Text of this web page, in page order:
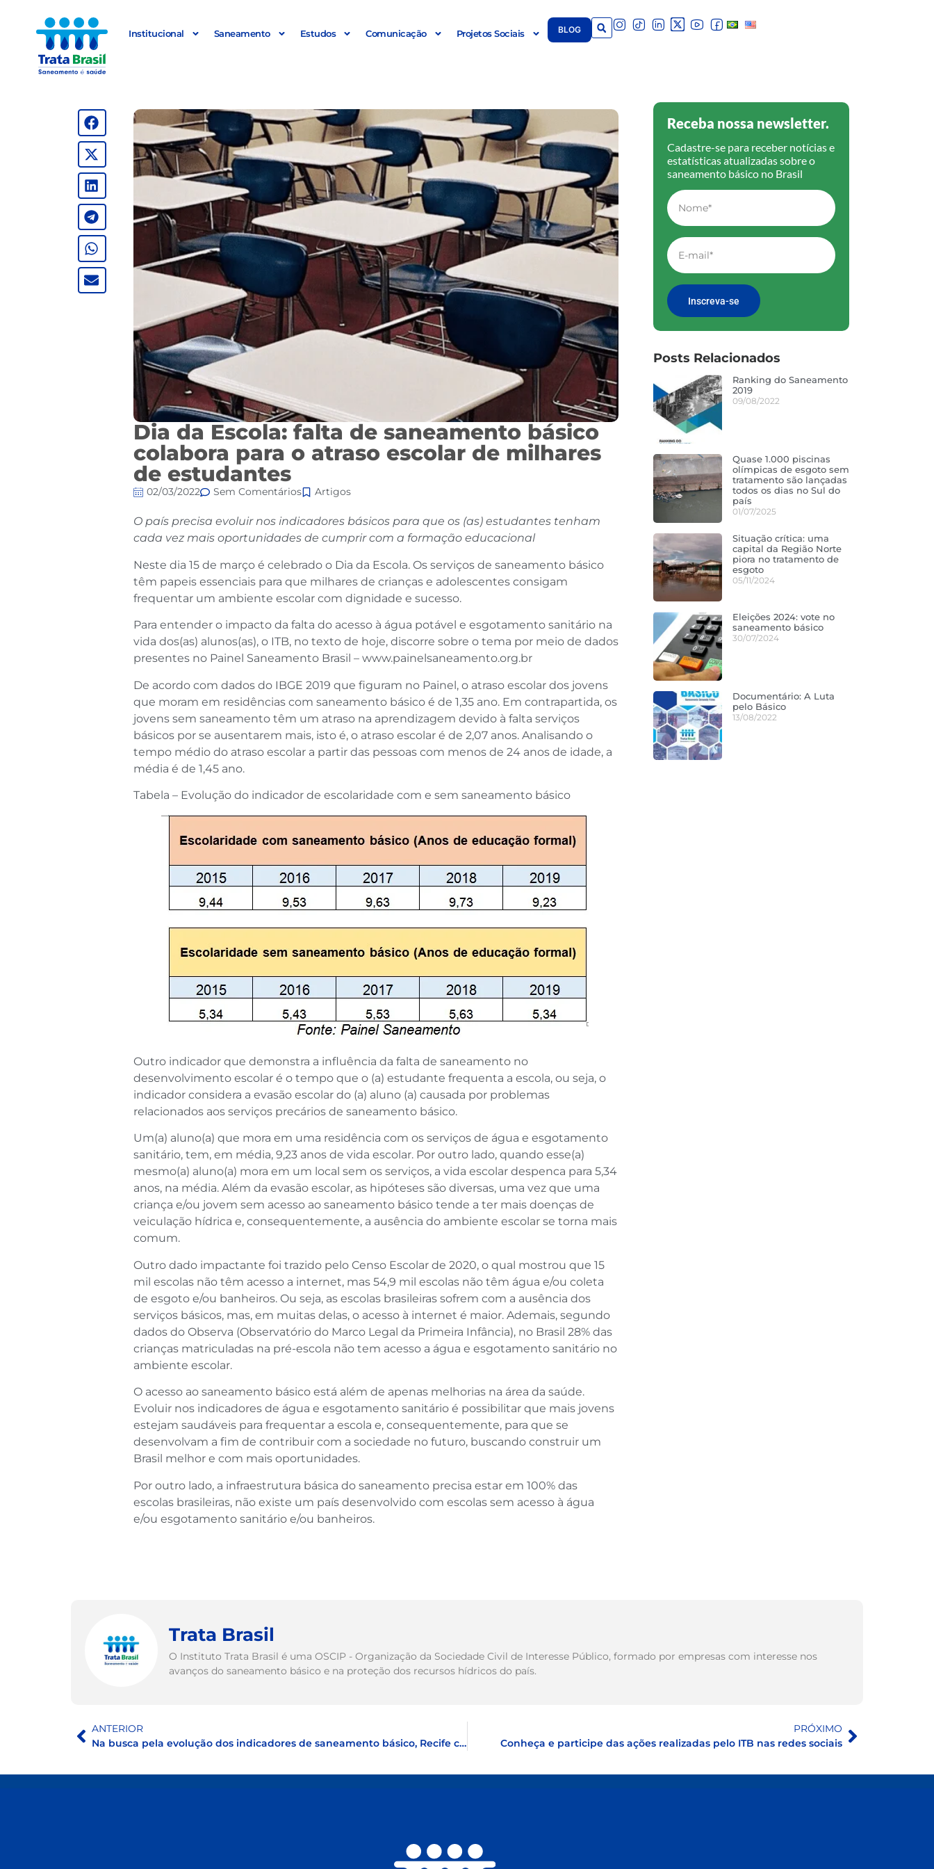
Institucional Saneamento Estudos Comunicação Projetos Sociais BLOG
Dia da Escola: falta de saneamento básico
colabora para o atraso escolar de milhares
de estudantes
02/03/2022 Sem Comentários Artigos
O país precisa evoluir nos indicadores básicos para que os (as) estudantes tenham
cada vez mais oportunidades de cumprir com a formação educacional
Neste dia 15 de março é celebrado o Dia da Escola. Os serviços de saneamento básico
têm papeis essenciais para que milhares de crianças e adolescentes consigam
frequentar um ambiente escolar com dignidade e sucesso.
Para entender o impacto da falta do acesso à água potável e esgotamento sanitário na
vida dos(as) alunos(as), o ITB, no texto de hoje, discorre sobre o tema por meio de dados
presentes no Painel Saneamento Brasil – www.painelsaneamento.org.br
De acordo com dados do IBGE 2019 que figuram no Painel, o atraso escolar dos jovens
que moram em residências com saneamento básico é de 1,35 ano. Em contrapartida, os
jovens sem saneamento têm um atraso na aprendizagem devido à falta serviços
básicos por se ausentarem mais, isto é, o atraso escolar é de 2,07 anos. Analisando o
tempo médio do atraso escolar a partir das pessoas com menos de 24 anos de idade, a
média é de 1,45 ano.
Tabela – Evolução do indicador de escolaridade com e sem saneamento básico
Outro indicador que demonstra a influência da falta de saneamento no
desenvolvimento escolar é o tempo que o (a) estudante frequenta a escola, ou seja, o
indicador considera a evasão escolar do (a) aluno (a) causada por problemas
relacionados aos serviços precários de saneamento básico.
Um(a) aluno(a) que mora em uma residência com os serviços de água e esgotamento
sanitário, tem, em média, 9,23 anos de vida escolar. Por outro lado, quando esse(a)
mesmo(a) aluno(a) mora em um local sem os serviços, a vida escolar despenca para 5,34
anos, na média. Além da evasão escolar, as hipóteses são diversas, uma vez que uma
criança e/ou jovem sem acesso ao saneamento básico tende a ter mais doenças de
veiculação hídrica e, consequentemente, a ausência do ambiente escolar se torna mais
comum.
Outro dado impactante foi trazido pelo Censo Escolar de 2020, o qual mostrou que 15
mil escolas não têm acesso a internet, mas 54,9 mil escolas não têm água e/ou coleta
de esgoto e/ou banheiros. Ou seja, as escolas brasileiras sofrem com a ausência dos
serviços básicos, mas, em muitas delas, o acesso à internet é maior. Ademais, segundo
dados do Observa (Observatório do Marco Legal da Primeira Infância), no Brasil 28% das
crianças matriculadas na pré-escola não tem acesso a água e esgotamento sanitário no
ambiente escolar.
O acesso ao saneamento básico está além de apenas melhorias na área da saúde.
Evoluir nos indicadores de água e esgotamento sanitário é possibilitar que mais jovens
estejam saudáveis para frequentar a escola e, consequentemente, para que se
desenvolvam a fim de contribuir com a sociedade no futuro, buscando construir um
Brasil melhor e com mais oportunidades.
Por outro lado, a infraestrutura básica do saneamento precisa estar em 100% das
escolas brasileiras, não existe um país desenvolvido com escolas sem acesso à água
e/ou esgotamento sanitário e/ou banheiros.
Receba nossa newsletter.
Cadastre-se para receber notícias e
estatísticas atualizadas sobre o
saneamento básico no Brasil
Inscreva-se
Posts Relacionados
Ranking do Saneamento
2019
09/08/2022
Quase 1.000 piscinas
olímpicas de esgoto sem
tratamento são lançadas
todos os dias no Sul do
país
01/07/2025
Situação crítica: uma
capital da Região Norte
piora no tratamento de
esgoto
05/11/2024
Eleições 2024: vote no
saneamento básico
30/07/2024
Documentário: A Luta
pelo Básico
13/08/2022
Trata Brasil
O Instituto Trata Brasil é uma OSCIP - Organização da Sociedade Civil de Interesse Público, formado por empresas com interesse nos
avanços do saneamento básico e na proteção dos recursos hídricos do país.
ANTERIOR
Na busca pela evolução dos indicadores de saneamento básico, Recife completará 485 anos de fundação
PRÓXIMO
Conheça e participe das ações realizadas pelo ITB nas redes sociais